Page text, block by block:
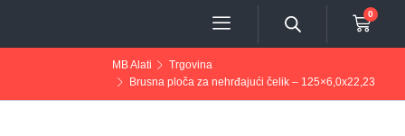
0
MB Alati
Trgovina
Brusna ploča za nehrđajući čelik – 125×6,0x22,23